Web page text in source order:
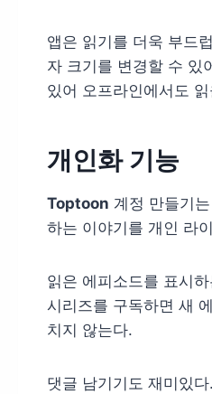
앱은 읽기를 더욱 부드
자 크기를 변경할 수 있
있어 오프라인에서도
개인화 기능
Toptoon 계정 만들기
하는 이야기를 개인 라
읽은 에피소드를 표시
시리즈를 구독하면 새
치지 않는다.
댓글 남기기도 재미있